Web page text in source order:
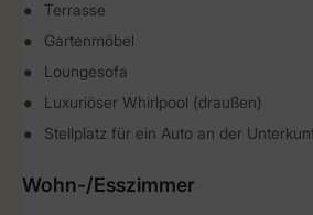
Terrasse
Gartenmöbel
Loungesofa
Luxuriöser Whirlpool (draußen)
Stellplatz für ein Auto an der
Wohn-/Esszimmer